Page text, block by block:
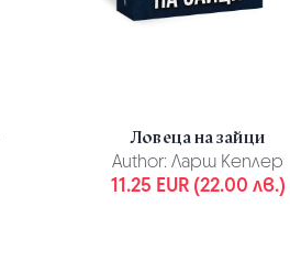
Ловеца на зайци
Author: Ларш Кеплер
11.25 EUR (22.00 лв.)